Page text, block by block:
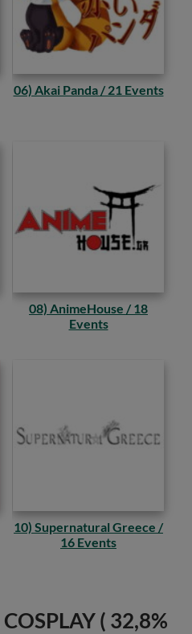
06) Akai Panda / 21 Events
08) AnimeHouse / 18
Events
10) Supernatural Greece /
16 Events
COSPLAY ( 32,8%